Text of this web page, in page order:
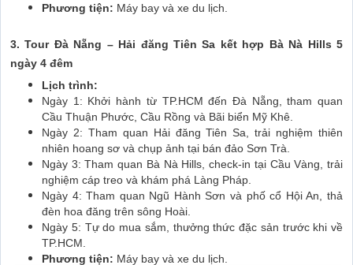
Phương tiện: Máy bay và xe du lịch.
3. Tour Đà Nẵng – Hải đăng Tiên Sa kết hợp Bà Nà Hills 5
ngày 4 đêm
Lịch trình:
Ngày 1: Khởi hành từ TP.HCM đến Đà Nẵng, tham quan
Cầu Thuận Phước, Cầu Rồng và Bãi biển Mỹ Khê.
Ngày 2: Tham quan Hải đăng Tiên Sa, trải nghiệm thiên
nhiên hoang sơ và chụp ảnh tại bán đảo Sơn Trà.
Ngày 3: Tham quan Bà Nà Hills, check-in tại Cầu Vàng, trải
nghiệm cáp treo và khám phá Làng Pháp.
Ngày 4: Tham quan Ngũ Hành Sơn và phố cổ Hội An, thả
đèn hoa đăng trên sông Hoài.
Ngày 5: Tự do mua sắm, thưởng thức đặc sản trước khi về
TP.HCM.
Phương tiện: Máy bay và xe du lịch.